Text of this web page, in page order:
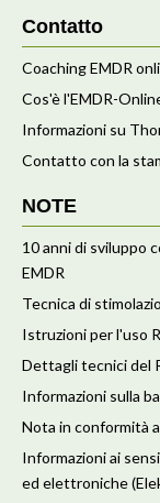
Contatto
Coaching EMDR
Cos'è l'EMDR-
Informazioni su
Contatto con la
NOTE
10 anni di sviluppo
EMDR
Tecnica di
Istruzioni per l'uso
Dettagli tecnici del
Informazioni sulla
Nota in conformità
Informazioni ai
ed elettroniche